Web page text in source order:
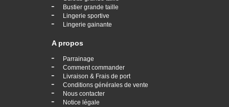
- Bustier grande taille
- Lingerie sportive
- Lingerie gainante
A propos
- Parrainage
- Comment commander
- Livraison & Frais de port
- Conditions générales de vente
- Nous contacter
- Notice légale